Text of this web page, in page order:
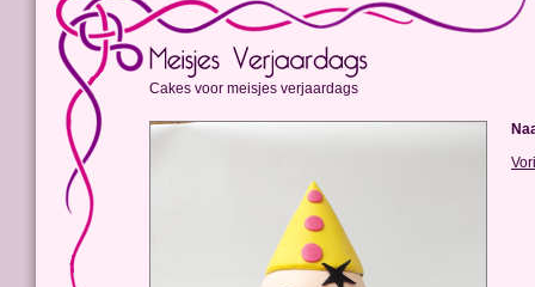
Cakes voor meisjes verjaardags